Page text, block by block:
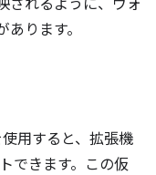
されるように、ウォ
ります。
用すると、拡張機
できます。この仮